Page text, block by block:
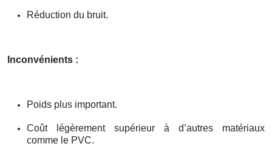
Réduction du bruit.
Inconvénients :
Poids plus important.
Coût légèrement supérieur à d’autres matériaux
comme le PVC.